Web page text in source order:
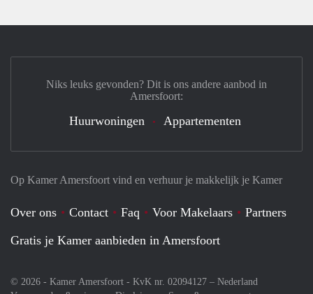
Op Kamer Amersfoort vind en verhuur je makkelijk je Kamer
Over ons Contact Faq Voor Makelaars
Partners
Gratis je Kamer aanbieden in Amersfoort
© 2026 - Kamer Amersfoort - KvK nr. 02094127 – Nederland
Niks leuks gevonden? Dit is ons andere aanbod in
Amersfoort:
Huurwoningen Appartementen